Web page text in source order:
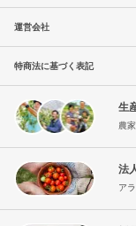
運営会社
特商法に基づく表記
生
農
法
ア